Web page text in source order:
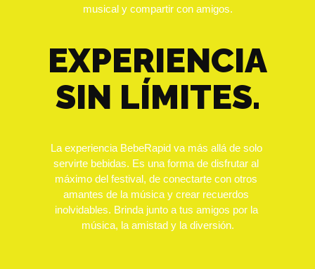
musical y compartir con amigos.
EXPERIENCIA
SIN LÍMITES.
La experiencia BebeRapid va más allá de solo
servirte bebidas. Es una forma de disfrutar al
máximo del festival, de conectarte con otros
amantes de la música y crear recuerdos
inolvidables. Brinda junto a tus amigos por la
música, la amistad y la diversión.